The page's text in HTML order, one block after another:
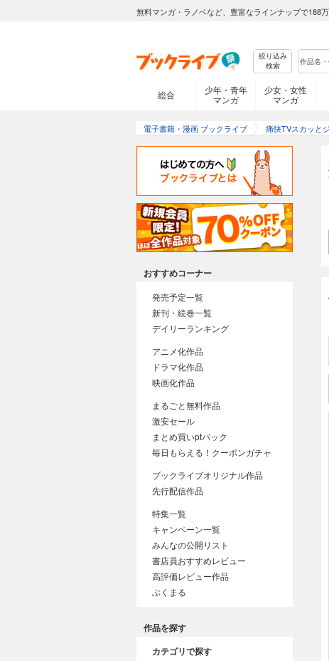
無料マンガ・ラノベなど、豊富なラインナップで188
絞り込み
検索
総合
少年・青年
マンガ
少女・女性
マンガ
電子書籍・漫画 ブックライブ 痛快TVスカッと
おすすめコーナー
発売予定一覧
新刊・続巻一覧
デイリーランキング
アニメ化作品
ドラマ化作品
映画化作品
まるごと無料作品
激安セール
まとめ買いptバック
毎日もらえる！クーポンガチャ
ブックライブオリジナル作品
先行配信作品
特集一覧
キャンペーン一覧
みんなの公開リスト
書店員おすすめレビュー
高評価レビュー作品
ぶくまる
作品を探す
カテゴリで探す